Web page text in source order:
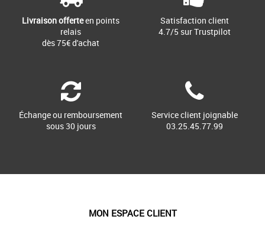
Livraison offerteen points
relais
dès 75€ d'achat
Satisfaction client
4.7/5 sur Trustpilot
Échange ou remboursement
sous 30 jours
Service client joignable
03.25.45.77.99
MON ESPACE CLIENT